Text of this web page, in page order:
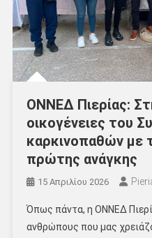
ΟΝΝΕΔ Πιερίας:
οικογένειες του
καρκινοπαθών με
πρώτης ανάγκης
15 Απριλίου 2026
Όπως πάντα, η ΟΝΝΕΔ
ανθρώπους που μας